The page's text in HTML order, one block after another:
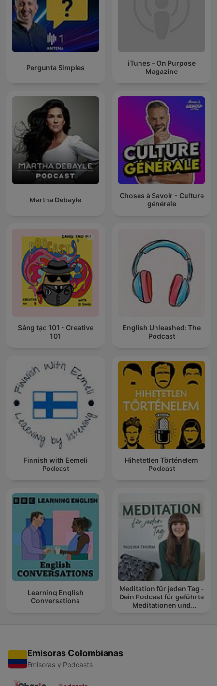
Pergunta Simples
iTunes – On Purpose
Magazine
Martha Debayle
Choses à Savoir - Culture
générale
Sáng tạo 101 - Creative
101
English Unleashed: The
Podcast
Finnish with Eemeli
Podcast
Hihetetlen Történelem
Podcast
Learning English
Conversations
Meditation für jeden Tag -
Dein Podcast für geführte
Meditationen und
Emisoras Colombianas
Emisoras y Podcasts